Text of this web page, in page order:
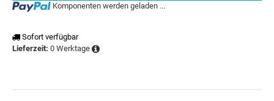
Loading...
Komponenten werden geladen ...
Sofort verfügbar
Lieferzeit: 0 Werktage